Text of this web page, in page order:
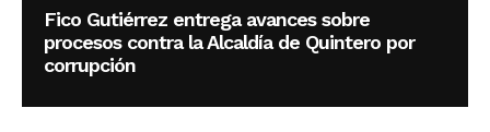
Fico Gutiérrez entrega avances sobre
procesos contra la Alcaldía de Quintero por
corrupción